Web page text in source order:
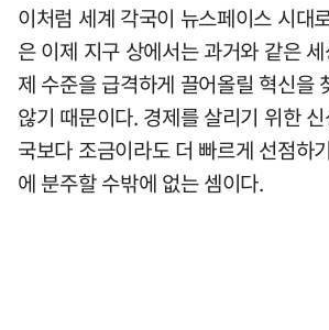
이처럼 세계 각국이 뉴스페이스 시대
은 이제 지구 상에서는 과거와 같은
제 수준을 급격하게 끌어올릴 혁신을
않기 때문이다. 경제를 살리기 위한
국보다 조금이라도 더 빠르게 선점하
에 분주할 수밖에 없는 셈이다.